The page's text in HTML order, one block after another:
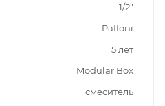
1/2"
Paffoni
5 лет
Modular Box
смеситель